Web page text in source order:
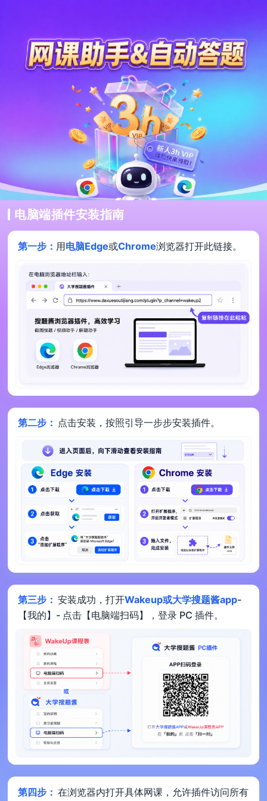
电脑端插件安装指南
第一步： 用电脑Edge或Chrome浏览器打开此链接。
第二步： 点击安装，按照引导一步步安装插件。
第三步： 安装成功，打开Wakeup或大学搜题酱app-
【我的】- 点击【电脑端扫码】，登录 PC 插件。
第四步： 在浏览器内打开具体网课，允许插件访问所有